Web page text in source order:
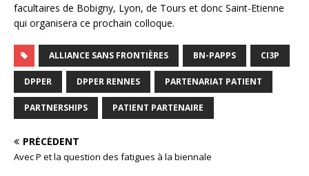
facultaires de Bobigny, Lyon, de Tours et donc Saint-Etienne
qui organisera ce prochain colloque.
ALLIANCE SANS FRONTIÈRES BN-PAPPS CI3P
DPPER DPPER RENNES PARTENARIAT PATIENT
PARTNERSHIPS PATIENT PARTENAIRE
PRÉCÉDENT
Avec P et la question des fatigues à la biennale